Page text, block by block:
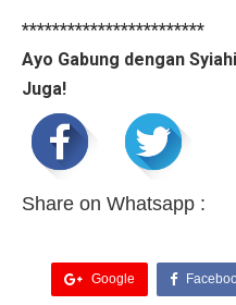
************************
Ayo Gabung dengan
Juga!
Share on Whatsapp :
Google